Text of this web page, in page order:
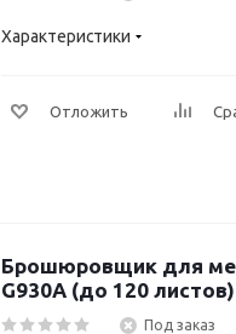
Характеристики
Отложить
Брошюровщик для
G930A (до 120
Под заказ